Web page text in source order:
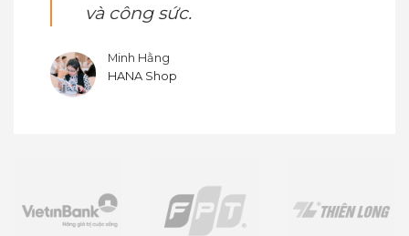
và công sức.
Minh Hằng
HANA Shop